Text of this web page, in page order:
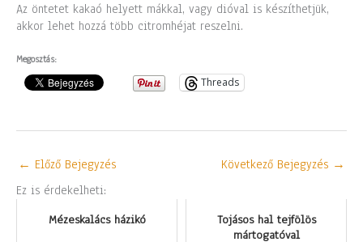
Az öntetet kakaó helyett mákkal, vagy dióval is készíthetjük,
akkor lehet hozzá több citromhéjat reszelni.
Megosztás:
Threads
← Előző Bejegyzés Következő Bejegyzés →
Ez is érdekelheti:
Mézeskalács házikó
Tojásos hal tejfölös
mártogatóval